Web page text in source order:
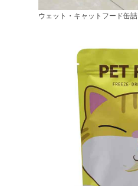
ウェット・キャットフード缶詰